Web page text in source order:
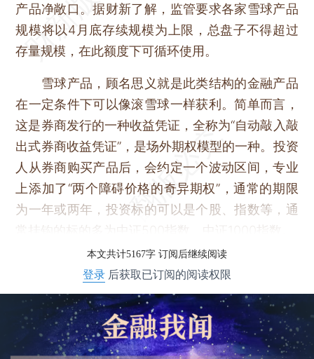
产品净敞口。据财新了解，监管要求各家雪球产品
规模将以4月底存续规模为上限，总盘子不得超过
存量规模，在此额度下可循环使用。
雪球产品，顾名思义就是此类结构的金融产品
在一定条件下可以像滚雪球一样获利。简单而言，
这是券商发行的一种收益凭证，全称为“自动敲入敲
出式券商收益凭证”，是场外期权模型的一种。投资
人从券商购买产品后，会约定一个波动区间，专业
上添加了“两个障碍价格的奇异期权”，通常的期限
为一年或两年，投资标的可以是个股、指数等，通
常挂钩的标的多为中证500指数、中证1000指数。
本文共计5167字 订阅后继续阅读
登录 后获取已订阅的阅读权限